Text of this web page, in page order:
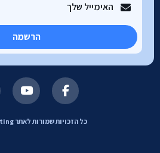
הרשמה
כל הזכויות שמורות לאתר Allmarketing. ©